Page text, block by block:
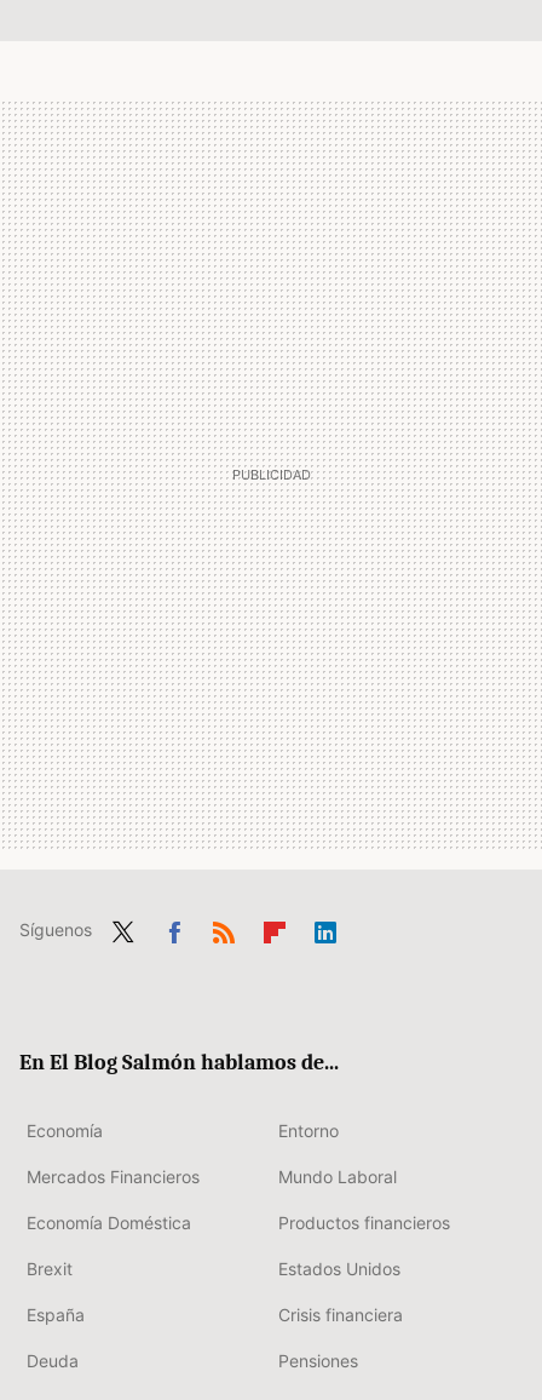
Síguenos
En El Blog Salmón hablamos de...
Economía Entorno
Mercados Financieros Mundo Laboral
Economía Doméstica Productos financieros
Brexit Estados Unidos
España Crisis financiera
Deuda Pensiones